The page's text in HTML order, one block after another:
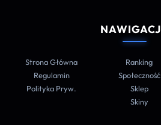
Strona Główna
Regulamin
Polityka Pryw.
Ranking
Społeczność
Sklep
Skiny